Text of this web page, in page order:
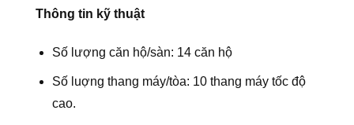
Thông tin kỹ thuật
Số lượng căn hộ/sàn: 14 căn hộ
Số luợng thang máy/tòa: 10 thang máy tốc độ
cao.